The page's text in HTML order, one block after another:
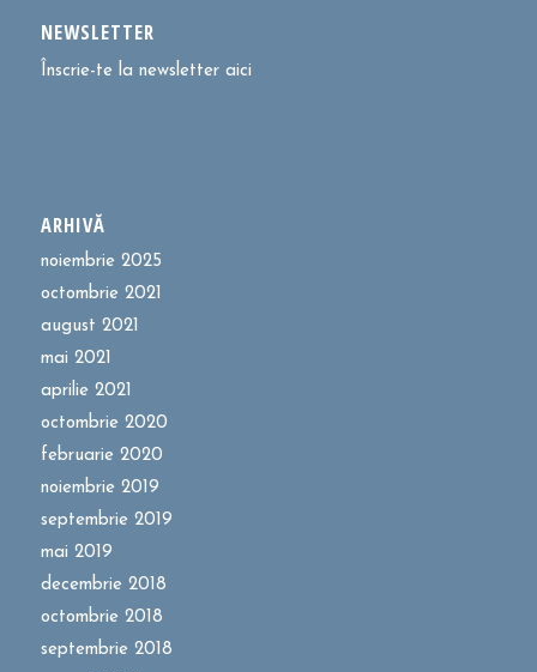
NEWSLETTER
Înscrie-te la newsletter aici
ARHIVĂ
noiembrie 2025
octombrie 2021
august 2021
mai 2021
aprilie 2021
octombrie 2020
februarie 2020
noiembrie 2019
septembrie 2019
mai 2019
decembrie 2018
octombrie 2018
septembrie 2018